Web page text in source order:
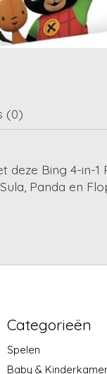
(0)
deze Bing 4-in-
Panda en
Categorieën
Spelen
Baby &